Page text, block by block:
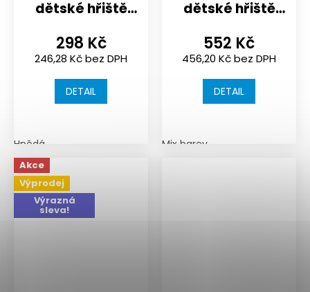
dětské hřiště
sportoviště |
500x500x40
mm | spojení
puzzle
246,28 Kč bez DPH
298 Kč
DETAIL
Hnědá
dětské hřiště
sportoviště |
500x500x50
mm | spojení
puzzle
456,20 Kč bez DPH
552 Kč
DETAIL
Mix barev
Akce
Výprodej
Výrazná
sleva!